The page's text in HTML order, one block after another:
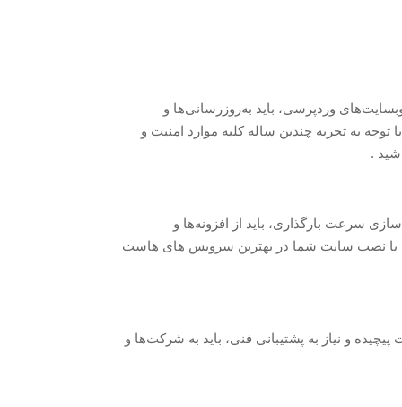
وردپرسی، باید به‌روزرسانی‌ها و
به تجربه چندین ساله کلیه موارد امنیت و
.
سرعت بارگذاری، باید از افزونه‌ها و
با نصب سایت شما در بهترین سرویس های هاست
و نیاز به پشتیبانی فنی، باید به شرکت‌ها و